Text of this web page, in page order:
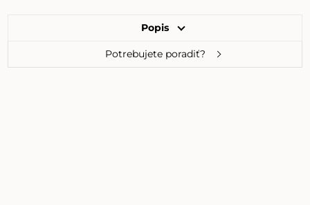
Popis
Potrebujete poradiť?